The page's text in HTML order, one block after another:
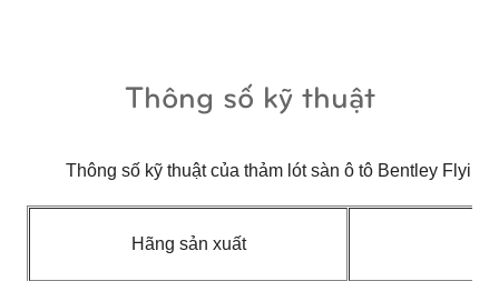
Thông số kỹ thuật
Thông số kỹ thuật của thảm lót sàn ô tô Bentley
Hãng sản xuất